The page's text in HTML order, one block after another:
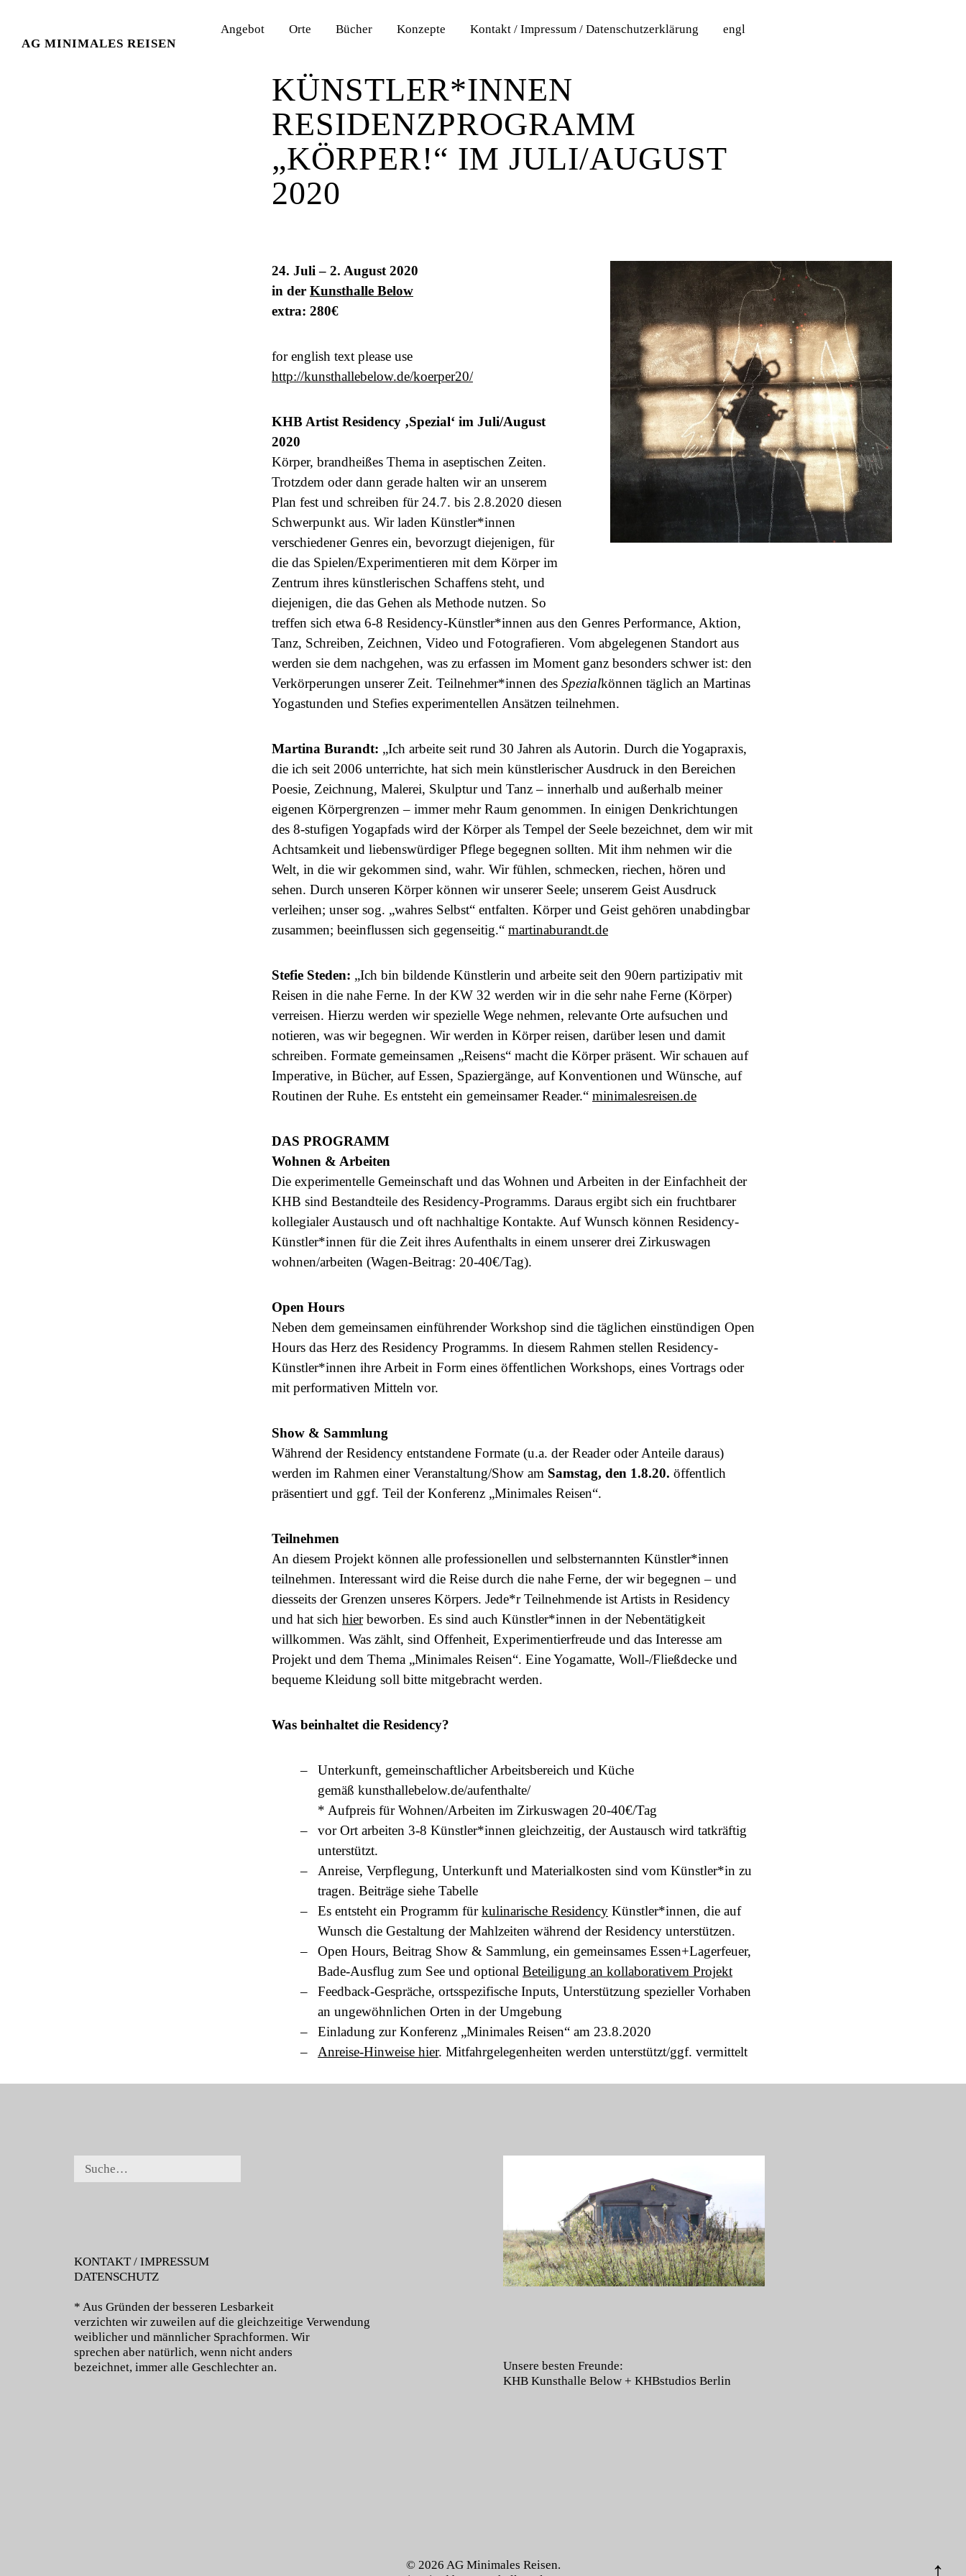
AG MINIMALES REISEN
Angebot Orte Bücher Konzepte Kontakt / Impressum / Datenschutzerklärung
engl
KÜNSTLER*INNEN
RESIDENZPROGRAMM
„KÖRPER!“ IM JULI/AUGUST
2020
24. Juli – 2. August 2020
in der Kunsthalle Below
extra: 280€
for english text please use
http://kunsthallebelow.de/koerper20/
KHB Artist Residency ‚Spezial‘ im Juli/August
2020
Körper, brandheißes Thema in aseptischen Zeiten.
Trotzdem oder dann gerade halten wir an unserem
Plan fest und schreiben für 24.7. bis 2.8.2020 diesen
Schwerpunkt aus. Wir laden Künstler*innen
verschiedener Genres ein, bevorzugt diejenigen, für
die das Spielen/Experimentieren mit dem Körper im
Zentrum ihres künstlerischen Schaffens steht, und
diejenigen, die das Gehen als Methode nutzen. So
treffen sich etwa 6-8 Residency-Künstler*innen aus den Genres Performance, Aktion,
Tanz, Schreiben, Zeichnen, Video und Fotografieren. Vom abgelegenen Standort aus
werden sie dem nachgehen, was zu erfassen im Moment ganz besonders schwer ist: den
Verkörperungen unserer Zeit. Teilnehmer*innen des Spezialkönnen täglich an Martinas
Yogastunden und Stefies experimentellen Ansätzen teilnehmen.
Martina Burandt: „Ich arbeite seit rund 30 Jahren als Autorin. Durch die Yogapraxis,
die ich seit 2006 unterrichte, hat sich mein künstlerischer Ausdruck in den Bereichen
Poesie, Zeichnung, Malerei, Skulptur und Tanz – innerhalb und außerhalb meiner
eigenen Körpergrenzen – immer mehr Raum genommen. In einigen Denkrichtungen
des 8-stufigen Yogapfads wird der Körper als Tempel der Seele bezeichnet, dem wir mit
Achtsamkeit und liebenswürdiger Pflege begegnen sollten. Mit ihm nehmen wir die
Welt, in die wir gekommen sind, wahr. Wir fühlen, schmecken, riechen, hören und
sehen. Durch unseren Körper können wir unserer Seele; unserem Geist Ausdruck
verleihen; unser sog. „wahres Selbst“ entfalten. Körper und Geist gehören unabdingbar
zusammen; beeinflussen sich gegenseitig.“ martinaburandt.de
Stefie Steden: „Ich bin bildende Künstlerin und arbeite seit den 90ern partizipativ mit
Reisen in die nahe Ferne. In der KW 32 werden wir in die sehr nahe Ferne (Körper)
verreisen. Hierzu werden wir spezielle Wege nehmen, relevante Orte aufsuchen und
notieren, was wir begegnen. Wir werden in Körper reisen, darüber lesen und damit
schreiben. Formate gemeinsamen „Reisens“ macht die Körper präsent. Wir schauen auf
Imperative, in Bücher, auf Essen, Spaziergänge, auf Konventionen und Wünsche, auf
Routinen der Ruhe. Es entsteht ein gemeinsamer Reader.“ minimalesreisen.de
DAS PROGRAMM
Wohnen & Arbeiten
Die experimentelle Gemeinschaft und das Wohnen und Arbeiten in der Einfachheit der
KHB sind Bestandteile des Residency-Programms. Daraus ergibt sich ein fruchtbarer
kollegialer Austausch und oft nachhaltige Kontakte. Auf Wunsch können Residency-
Künstler*innen für die Zeit ihres Aufenthalts in einem unserer drei Zirkuswagen
wohnen/arbeiten (Wagen-Beitrag: 20-40€/Tag).
Open Hours
Neben dem gemeinsamen einführender Workshop sind die täglichen einstündigen Open
Hours das Herz des Residency Programms. In diesem Rahmen stellen Residency-
Künstler*innen ihre Arbeit in Form eines öffentlichen Workshops, eines Vortrags oder
mit performativen Mitteln vor.
Show & Sammlung
Während der Residency entstandene Formate (u.a. der Reader oder Anteile daraus)
werden im Rahmen einer Veranstaltung/Show am Samstag, den 1.8.20. öffentlich
präsentiert und ggf. Teil der Konferenz „Minimales Reisen“.
Teilnehmen
An diesem Projekt können alle professionellen und selbsternannten Künstler*innen
teilnehmen. Interessant wird die Reise durch die nahe Ferne, der wir begegnen – und
diesseits der Grenzen unseres Körpers. Jede*r Teilnehmende ist Artists in Residency
und hat sich hierbeworben. Es sind auch Künstler*innen in der Nebentätigkeit
willkommen. Was zählt, sind Offenheit, Experimentierfreude und das Interesse am
Projekt und dem Thema „Minimales Reisen“. Eine Yogamatte, Woll-/Fließdecke und
bequeme Kleidung soll bitte mitgebracht werden.
Was beinhaltet die Residency?
Unterkunft, gemeinschaftlicher Arbeitsbereich und Küche
gemäß kunsthallebelow.de/aufenthalte/
* Aufpreis für Wohnen/Arbeiten im Zirkuswagen 20-40€/Tag
vor Ort arbeiten 3-8 Künstler*innen gleichzeitig, der Austausch wird tatkräftig
unterstützt.
Anreise, Verpflegung, Unterkunft und Materialkosten sind vom Künstler*in zu
tragen. Beiträge siehe Tabelle
Es entsteht ein Programm fürkulinarische Residency Künstler*innen, die auf
Wunsch die Gestaltung der Mahlzeiten während der Residency unterstützen.
Open Hours, Beitrag Show & Sammlung, ein gemeinsames Essen+Lagerfeuer,
Bade-Ausflug zum See und optional Beteiligung an kollaborativem Projekt
Feedback-Gespräche, ortsspezifische Inputs, Unterstützung spezieller Vorhaben
an ungewöhnlichen Orten in der Umgebung
Einladung zur Konferenz „Minimales Reisen“ am 23.8.2020
Anreise-Hinweise hier. Mitfahrgelegenheiten werden unterstützt/ggf. vermittelt
KONTAKT / IMPRESSUM
DATENSCHUTZ
* Aus Gründen der besseren Lesbarkeit
verzichten wir zuweilen auf die gleichzeitige Verwendung
weiblicher und männlicher Sprachformen. Wir
sprechen aber natürlich, wenn nicht anders
bezeichnet, immer alle Geschlechter an.
Unsere besten Freunde:
KHB Kunsthalle Below +KHBstudios Berlin
© 2026 AG Minimales Reisen.